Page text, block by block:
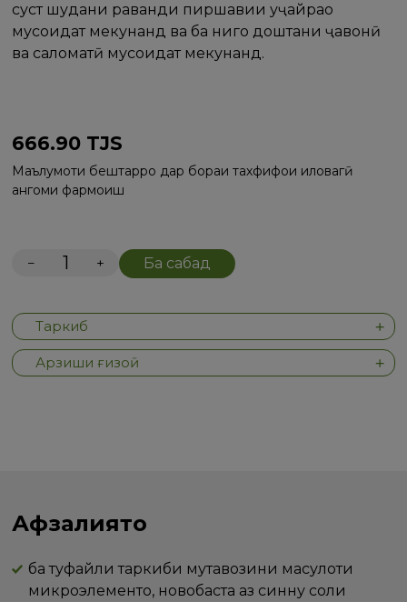
суст шудани раванди пиршавии ҳуҷайраҳо
мусоидат мекунанд ва ба нигоҳ доштани ҷавонӣ
ва саломатӣ мусоидат мекунанд.
666.90 TJS
Маълумоти бештарро дар бораи тахфифҳои иловагӣ
ҳангоми фармоиш
− + Ба сабад
Таркиб
Арзиши ғизоӣ
Афзалиятҳо
ба туфайли таркиби мутавозини маҳсулоти
микроэлементҳо, новобаста аз синну соли